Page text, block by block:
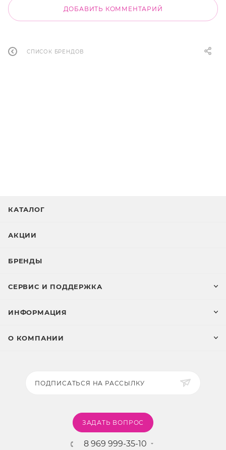
ДОБАВИТЬ КОММЕНТАРИЙ
СПИСОК БРЕНДОВ
КАТАЛОГ
АКЦИИ
БРЕНДЫ
СЕРВИС И ПОДДЕРЖКА
ИНФОРМАЦИЯ
О КОМПАНИИ
ПОДПИСАТЬСЯ НА РАССЫЛКУ
ЗАДАТЬ ВОПРОС
8 969 999-35-10